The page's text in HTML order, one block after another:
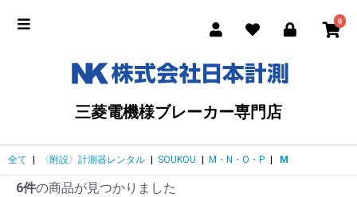
0
三菱電機様ブレーカー専門店
全て 〈附設〉計測器レンタル SOUKOU M・N・O・P M
6件の商品が見つかりました